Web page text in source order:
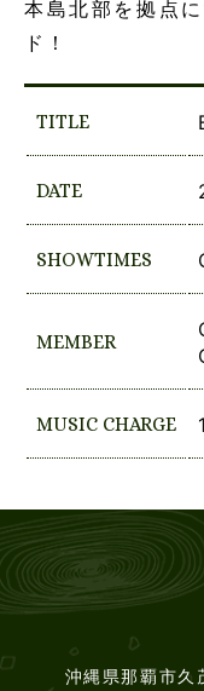
本島北部を拠点
ド！
TITLE
DATE
SHOWTIMES
MEMBER
MUSIC CHARGE
沖縄県那覇市